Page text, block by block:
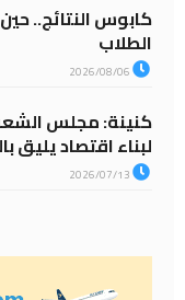
الطلاب
كنينة: مجلس
لبناء اقتصاد يليق